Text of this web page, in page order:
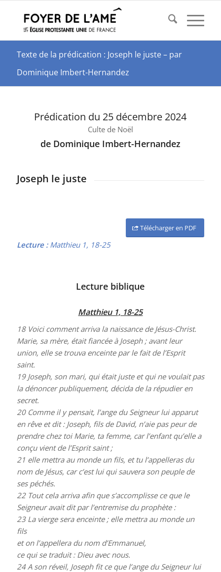
Texte de la prédication : Joseph le juste – par
Dominique Imbert-Hernandez
Prédication du 25 décembre 2024
Culte de Noël
de Dominique Imbert-Hernandez
Joseph le juste
Télécharger en PDF
Lecture : Matthieu 1, 18-25
Lecture biblique
Matthieu 1, 18-25
18Voici comment arriva la naissance de Jésus-Christ.
Marie, sa mère, était fiancée à Joseph ; avant leur
union, elle se trouva enceinte par le fait de l’Esprit
saint.
19 Joseph, son mari, qui était juste et qui ne voulait pas
la dénoncer publiquement, décida de la répudier en
secret.
20 Comme il y pensait, l’ange du Seigneur lui apparut
en rêve et dit : Joseph, fils de David, n’aie pas peur de
prendre chez toi Marie, ta femme, car l’enfant qu’elle a
conçu vient de l’Esprit saint ;
21 elle mettra au monde un fils, et tu l’appelleras du
nom de Jésus, car c’est lui qui sauvera son peuple de
ses péchés.
22 Tout cela arriva afin que s’accomplisse ce que le
Seigneur avait dit par l’entremise du prophète :
23 La vierge sera enceinte ; elle mettra au monde un
fils
et on l’appellera du nom d’Emmanuel,
ce qui se traduit : Dieu avec nous.
24A son réveil, Joseph fit ce que l’ange du Seigneur lui